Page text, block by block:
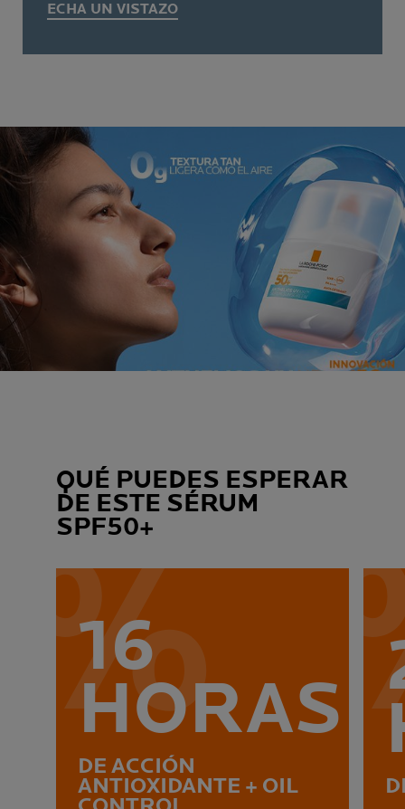
ECHA UN VISTAZO
QUÉ PUEDES ESPERAR
DE ESTE SÉRUM
SPF50+
16
HORAS
DE ACCIÓN
ANTIOXIDANTE + OIL